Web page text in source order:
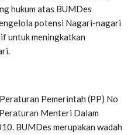
hukum atas BUMDes
potensi Nagari-nagari
untuk meningkatkan
Pemerintah (PP) No
Menteri Dalam
BUMDes merupakan wadah